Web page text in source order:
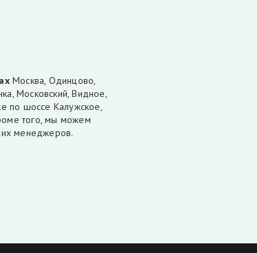
Москва, Одинцово,
Московский, Видное,
по шоссе Калужское,
того, мы можем
менеджеров.